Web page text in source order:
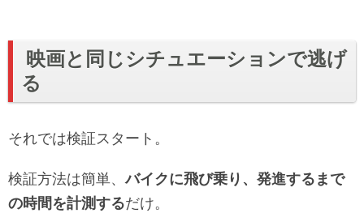
映画と同じシチュエーションで逃げ
る
それでは検証スタート。
検証方法は簡単、バイクに飛び乗り、発進するまで
の時間を計測するだけ。